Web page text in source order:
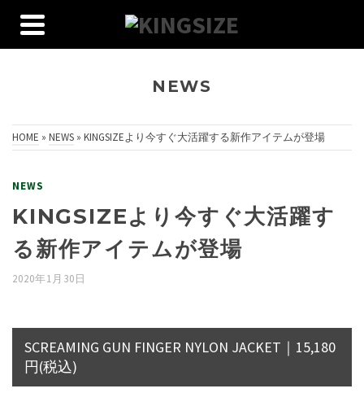
NEWS
HOME » NEWS » KINGSIZEより今すぐ大活躍する新作アイテムが登場
NEWS
KINGSIZEより今すぐ大活躍す
る新作アイテムが登場
2020年1月30日
SCREAMING GUN FINGER NYLON JACKET｜15,180
円(税込)